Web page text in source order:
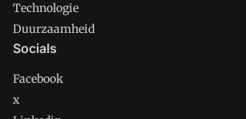
Technologie
Duurzaamheid
Socials
Facebook
x